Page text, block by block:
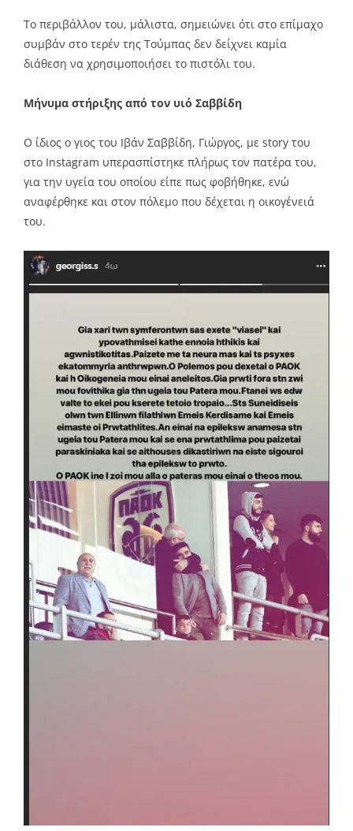
Το περιβάλλον του, μάλιστα, σημειώνει ότι στο επίμαχο
συμβάν στο τερέν της Τούμπας δεν δείχνει καμία
διάθεση να χρησιμοποιήσει το πιστόλι του.
Μήνυμα στήριξης από τον υιό Σαββίδη
Ο ίδιος ο γιος του Ιβάν Σαββίδη, Γιώργος, με story του
στο Instagram υπερασπίστηκε πλήρως τον πατέρα του,
για την υγεία του οποίου είπε πως φοβήθηκε, ενώ
αναφέρθηκε και στον πόλεμο που δέχεται η οικογένειά
του.